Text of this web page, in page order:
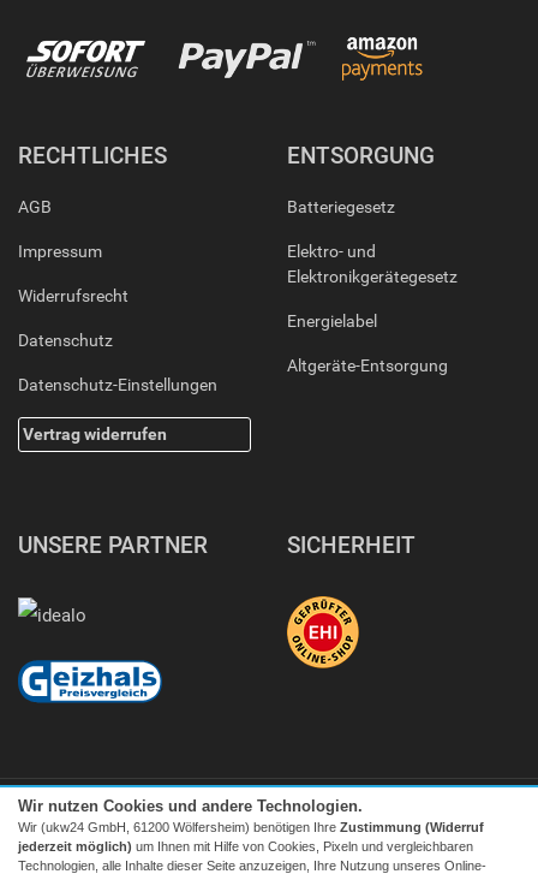
RECHTLICHES
AGB
Impressum
Widerrufsrecht
Datenschutz
Datenschutz-Einstellungen
Vertrag widerrufen
ENTSORGUNG
Batteriegesetz
Elektro- und
Elektronikgerätegesetz
Energielabel
Altgeräte-Entsorgung
UNSERE PARTNER SICHERHEIT
Wir nutzen Cookies und andere Technologien.
Wir (ukw24 GmbH, 61200 Wölfersheim) benötigen Ihre Zustimmung (Widerruf
jederzeit möglich) um Ihnen mit Hilfe von Cookies, Pixeln und vergleichbaren
Technologien, alle Inhalte dieser Seite anzuzeigen, Ihre Nutzung unseres Online-